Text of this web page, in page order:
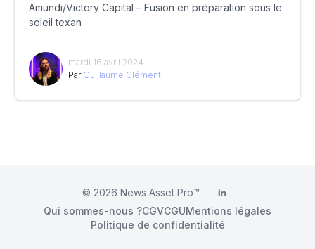
Amundi/Victory Capital – Fusion en préparation sous le
soleil texan
mardi 16 avril 2024
Par Guillaume Clément
© 2026 News Asset Pro™ LinkedIn
Qui sommes-nous ?CGVCGUMentions légales
Politique de confidentialité